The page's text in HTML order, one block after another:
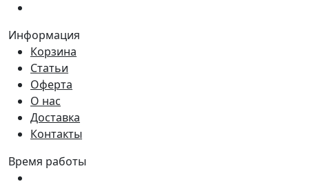
Информация
Корзина
Статьи
Оферта
О нас
Доставка
Контакты
Время работы